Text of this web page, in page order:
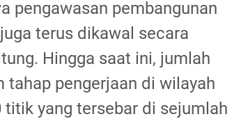
pengawasan pembangunan
terus dikawal secara
Hingga saat ini, jumlah
tahap pengerjaan di wilayah
yang tersebar di sejumlah